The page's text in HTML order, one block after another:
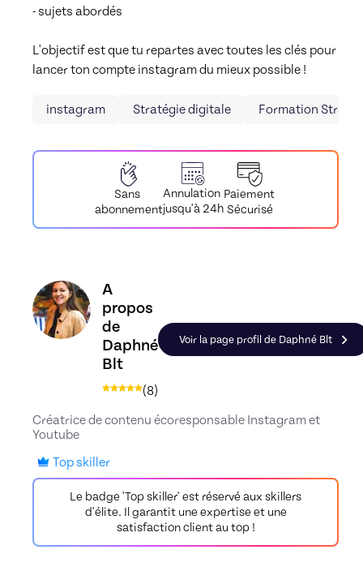
- sujets abordés
L'objectif est que tu repartes avec toutes les clés pour
lancer ton compte instagram du mieux possible !
instagram Stratégie digitale Formation
Sans
abonnement
Annulation
jusqu'à 24h
Paiement
Sécurisé
Découvrez le profil de Daphné Blt, Skiller en
A
propos
de
Daphné
Blt
(8)
Voir la page profil de Daphné Blt
Créatrice de contenu écoresponsable Instagram et
Youtube
Top skiller
Le badge 'Top skiller' est réservé aux skillers
d'élite. Il garantit une expertise et une
satisfaction client au top !